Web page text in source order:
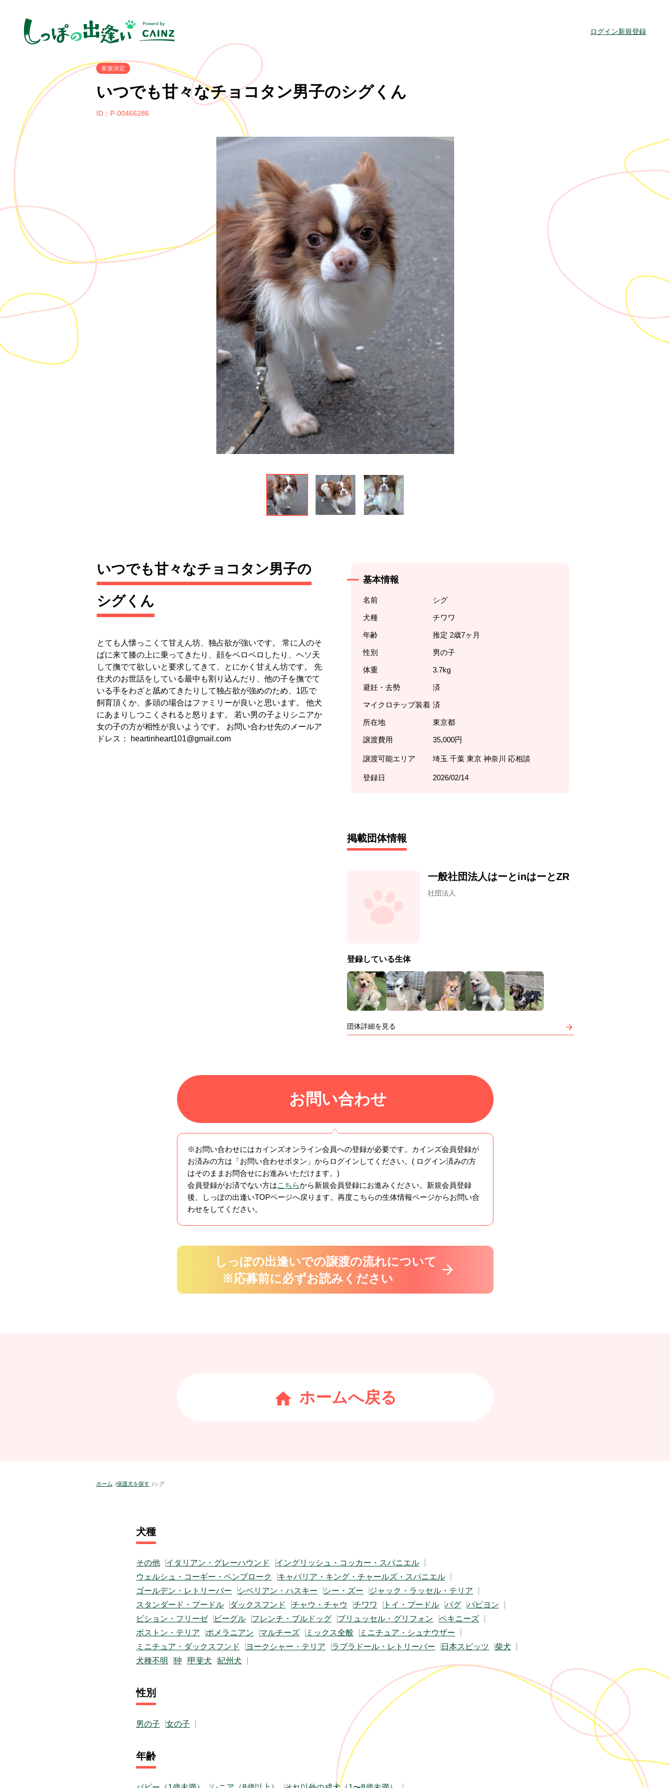
ログイン新規登録
家族決定
いつでも甘々なチョコタン男子のシグくん
ID：P-00466286
いつでも甘々なチョコタン男子の
シグくん
とても人懐っこくて甘えん坊、独占欲が強いです。 常に人のそ
ばに来て膝の上に乗ってきたり、顔をペロペロしたり、ヘソ天
して撫でて欲しいと要求してきて、とにかく甘えん坊です。 先
住犬のお世話をしている最中も割り込んだり、他の子を撫でて
いる手をわざと舐めてきたりして独占欲が強めのため、1匹で
飼育頂くか、多頭の場合はファミリーが良いと思います。 他犬
にあまりしつこくされると怒ります。 若い男の子よりシニアか
女の子の方が相性が良いようです。 お問い合わせ先のメールア
ドレス： heartinheart101@gmail.com
基本情報
名前 シグ
犬種 チワワ
年齢 推定 2歳7ヶ月
性別 男の子
体重 3.7kg
避妊・去勢 済
マイクロチップ装着 済
所在地 東京都
譲渡費用 35,000円
譲渡可能エリア 埼玉 千葉 東京 神奈川 応相談
登録日 2026/02/14
掲載団体情報
一般社団法人はーとinはーとZR
社団法人
登録している生体
団体詳細を見る
お問い合わせ
※お問い合わせにはカインズオンライン会員への登録が必要です。カインズ会員登録が
お済みの方は「お問い合わせボタン」からログインしてください。( ログイン済みの方
はそのままお問合せにお進みいただけます。)
会員登録がお済でない方はこちらから新規会員登録にお進みください。新規会員登録
後、しっぽの出逢いTOPページへ戻ります。再度こちらの生体情報ページからお問い合
わせをしてください。
しっぽの出逢いでの譲渡の流れについて
※応募前に必ずお読みください
ホームへ戻る
ホーム 保護犬を探す シグ
犬種
その他 イタリアン・グレーハウンド
イングリッシュ・コッカー・スパニエル
ウェルシュ・コーギー・ペンブローク
キャバリア・キング・チャールズ・スパニエル
ゴールデン・レトリーバー
シベリアン・ハスキー シー・ズー
ジャック・ラッセル・テリア
スタンダード・プードル
ダックスフンド チャウ・チャウ チワワ トイ・プードル パグ
パピヨン
ビション・フリーゼ
ビーグル フレンチ・ブルドッグ ブリュッセル・グリフォン
ペキニーズ
ボストン・テリア
ポメラニアン マルチーズ ミックス全般
ミニチュア・シュナウザー
ミニチュア・ダックスフンド
ヨークシャー・テリア ラブラドール・レトリーバー 日本スピッツ
柴犬
犬種不明
狆 甲斐犬 紀州犬
性別
男の子 女の子
年齢